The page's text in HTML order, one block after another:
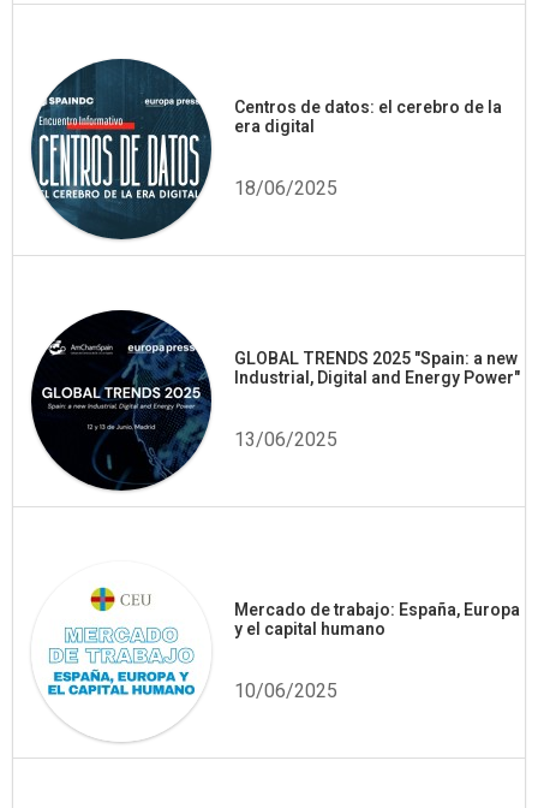
Centros de datos: el cerebro de la
era digital
18/06/2025
GLOBAL TRENDS 2025 "Spain: a new
Industrial, Digital and Energy Power"
13/06/2025
Mercado de trabajo: España, Europa
y el capital humano
10/06/2025